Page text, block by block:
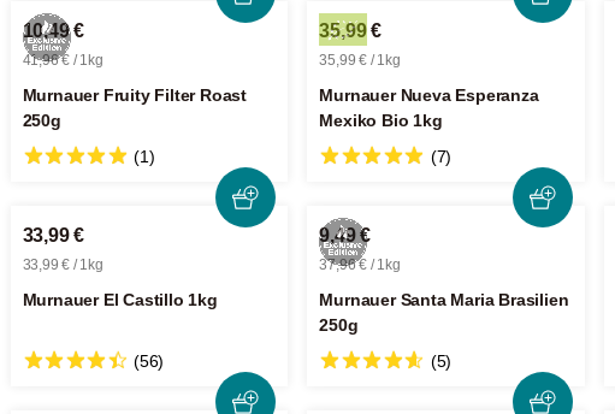
10,49 €
41,96 € / 1kg
Murnauer Fruity Filter Roast
250g
(1)
35,99 €
35,99 € / 1kg
Murnauer Nueva Esperanza
Mexiko Bio 1kg
(7)
33,99 €
33,99 € / 1kg
Murnauer El Castillo 1kg
(56)
9,49 €
37,96 € / 1kg
Murnauer Santa Maria Brasilien
250g
(5)